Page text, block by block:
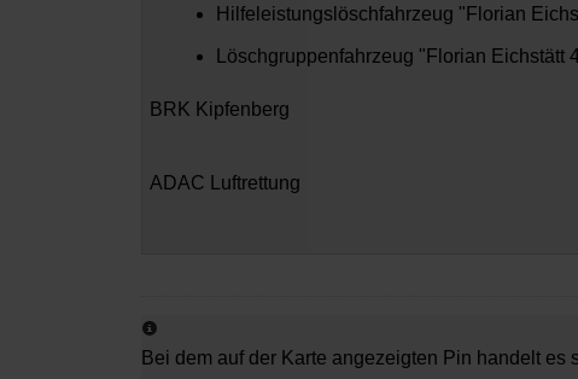
Hilfeleistungslöschfahrzeug "Florian
Löschgruppenfahrzeug "Florian Eichstätt
BRK Kipfenberg
ADAC Luftrettung
Bei dem auf der Karte angezeigten Pin handelt es